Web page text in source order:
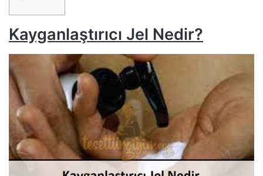
Kayganlaştırıcı Jel Nedir?